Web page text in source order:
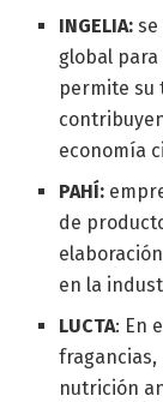
INGELIA:se
global
permite su
economía
PAHÍ:
de
en la
LUCTA: En
fragancias,
nutrición